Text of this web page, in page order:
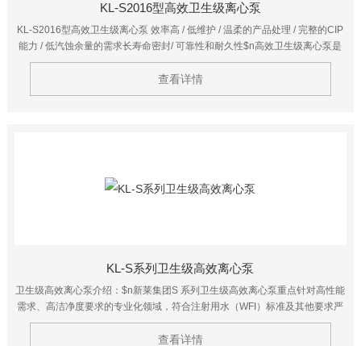
KL-S2016型高效卫生级离心泵
KL-S2016型高效卫生级离心泵 效率高 / 低维护 / 温柔的产品处理 / 完整的CIP
能力 / 低汽蚀余量的需求长寿命密封/ 可靠性和耐久性$n高效卫生级离心泵是
一种简单的设备件。其目的是为能量转换成速度或动能和压力被泵送的流体，
然后进入一个电动马达或引擎。的能量发生变化的泵，叶轮和蜗壳分为两个主
要部分。该叶轮的旋转驱动能量转换成动能的一部分。蜗壳是静止部分的动能
查看详情
KL-S系列卫生级高效离心泵
卫生级高效离心泵介绍：$n新莱集团S 系列卫生级高效离心泵重点针对高性能
需求、高洁净度要求的专业化领域，符合注射用水（WFI）标准及其他要求严
格的应用领域。该系列离心泵具有更高的能效比，能够有效的降低使用者的持
续投入成本。$n泵壳采用最小6mm 壁厚的重型结构设计，为泵的耐压、抗
查看详情